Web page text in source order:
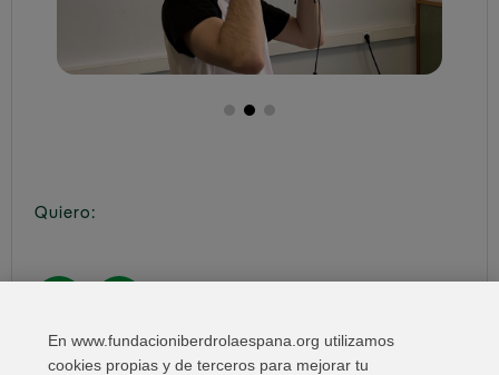
Quiero:
Compartir en:
En www.fundacioniberdrolaespana.org utilizamos
cookies propias y de terceros para mejorar tu